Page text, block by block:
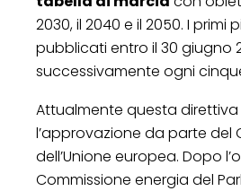
2030, il 2040 e il 2050. I primi
pubblicati entro il 30 giugno
successivamente ogni
Attualmente questa
l’approvazione da parte del
dell’Unione europea. Dopo
Commissione energia del